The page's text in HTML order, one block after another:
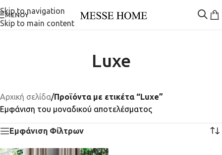
Skip to navigation
Skip to main content
ΜΕΝΟΎ
Luxe
Αρχική σελίδα/Προϊόντα με ετικέτα “Luxe”
Εμφάνιση του μοναδικού αποτελέσματος
Εμφάνιση Φίλτρων